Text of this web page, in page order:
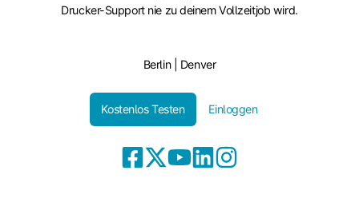
Drucker-Support nie zu deinem Vollzeitjob wird.
Berlin | Denver
Kostenlos Testen Einloggen